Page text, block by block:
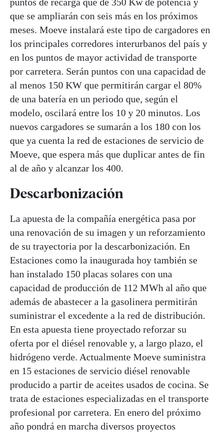
que se ampliarán con seis más en los próximos
meses. Moeve instalará este tipo de cargadores en
los principales corredores interurbanos del país y
en los puntos de mayor actividad de transporte
por carretera. Serán puntos con una capacidad de
al menos 150 KW que permitirán cargar el 80%
de una batería en un periodo que, según el
modelo, oscilará entre los 10 y 20 minutos. Los
nuevos cargadores se sumarán a los 180 con los
que ya cuenta la red de estaciones de servicio de
Moeve, que espera más que duplicar antes de fin
al de año y alcanzar los 400.
Descarbonización
La apuesta de la compañía energética pasa por
una renovación de su imagen y un reforzamiento
de su trayectoria por la descarbonización. En
Estaciones como la inaugurada hoy también se
han instalado 150 placas solares con una
capacidad de producción de 112 MWh al año que
además de abastecer a la gasolinera permitirán
suministrar el excedente a la red de distribución.
En esta apuesta tiene proyectado reforzar su
oferta por el diésel renovable y, a largo plazo, el
hidrógeno verde. Actualmente Moeve suministra
en 15 estaciones de servicio diésel renovable
producido a partir de aceites usados de cocina. Se
trata de estaciones especializadas en el transporte
profesional por carretera. En enero del próximo
año pondrá en marcha diversos proyectos